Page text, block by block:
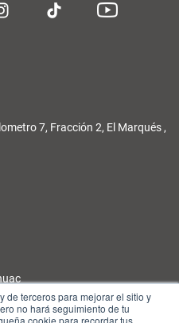
de terceros para mejorar el sitio y
no hará seguimiento de tu
cookie para recordar tus
7, Fracción 2, El Marqués ,
Normalidad